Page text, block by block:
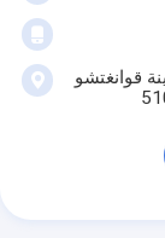
قوانغتشو